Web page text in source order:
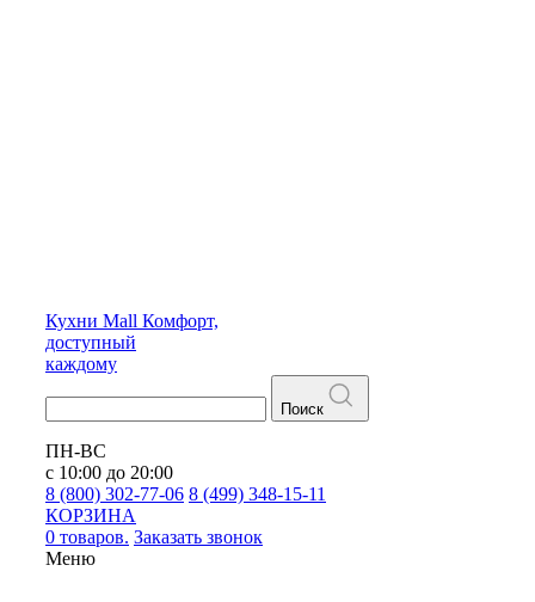
Кухни Mall Комфорт,
доступный
каждому
Поиск
ПН-ВС
с 10:00 до 20:00
8 (800) 302-77-06 8 (499) 348-15-11
КОРЗИНА
0 товаров. Заказать звонок
Меню